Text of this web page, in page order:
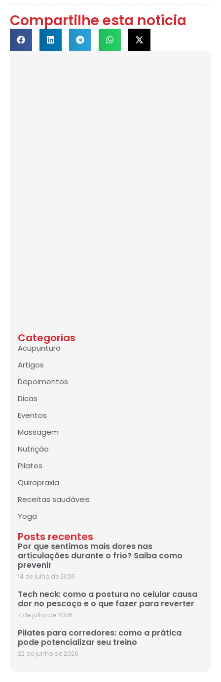
Compartilhe esta notícia
Categorias
Acupuntura
Artigos
Depoimentos
Dicas
Eventos
Massagem
Nutrição
Pilates
Quiropraxia
Receitas saudáveis
Yoga
Posts recentes
Por que sentimos mais dores nas
articulações durante o frio? Saiba como
prevenir
14 de julho de 2026
Tech neck: como a postura no celular causa
dor no pescoço e o que fazer para reverter
7 de julho de 2026
Pilates para corredores: como a prática
pode potencializar seu treino
22 de junho de 2026